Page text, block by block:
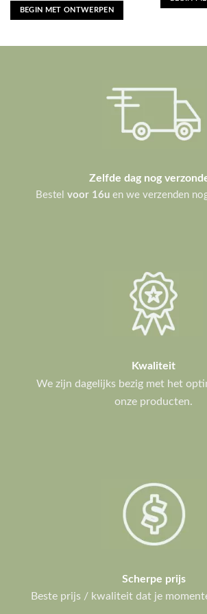
voor 16uen we verzenden
We zijn dagelijks bezig met het
onze producten.
Beste prijs / kwaliteit dat je